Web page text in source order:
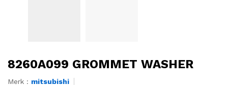
8260A099 GROMMET WASHER
Merk : mitsubishi